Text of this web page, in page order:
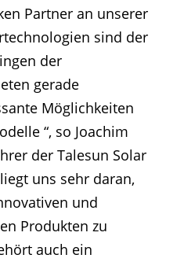
Partner an unserer
sind der
der
gerade
Möglichkeiten
“, so Joachim
der Talesun Solar
uns sehr daran,
und
Produkten zu
auch ein